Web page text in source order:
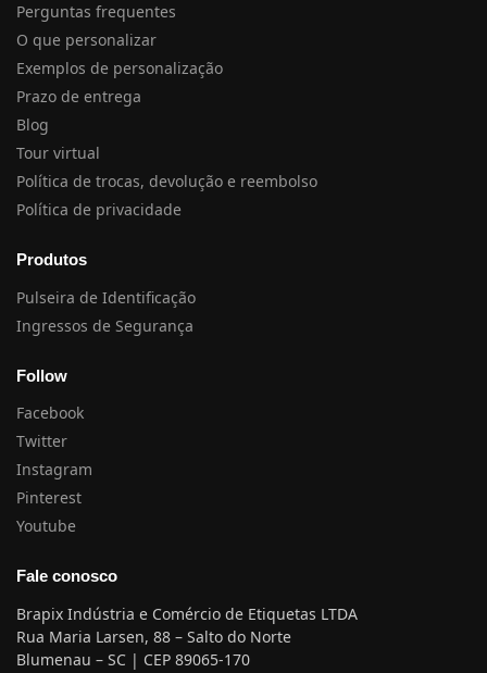
Perguntas frequentes
O que personalizar
Exemplos de personalização
Prazo de entrega
Blog
Tour virtual
Política de trocas, devolução e reembolso
Política de privacidade
Produtos
Pulseira de Identificação
Ingressos de Segurança
Follow
Facebook
Twitter
Instagram
Pinterest
Youtube
Fale conosco
Brapix Indústria e Comércio de Etiquetas LTDA
Rua Maria Larsen, 88 – Salto do Norte
Blumenau – SC | CEP 89065-170